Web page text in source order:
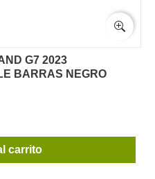
G7 2023
BARRAS NEGRO
carrito